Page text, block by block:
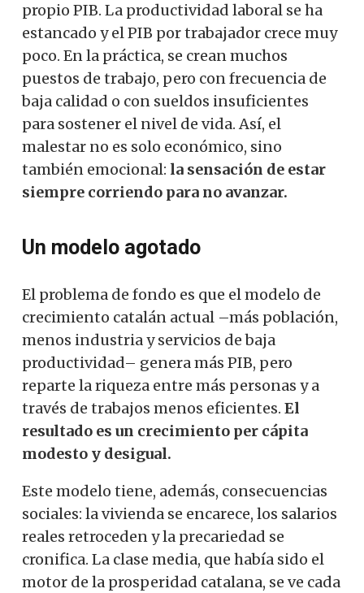
propio PIB. La productividad laboral se ha
estancado y el PIB por trabajador crece muy
poco. En la práctica, se crean muchos
puestos de trabajo, pero con frecuencia de
baja calidad o con sueldos insuficientes
para sostener el nivel de vida. Así, el
malestar no es solo económico, sino
también emocional: la sensación de estar
siempre corriendo para no avanzar.
Un modelo agotado
El problema de fondo es que el modelo de
crecimiento catalán actual –más población,
menos industria y servicios de baja
productividad– genera más PIB, pero
reparte la riqueza entre más personas y a
través de trabajos menos eficientes. El
resultado es un crecimiento per cápita
modesto y desigual.
Este modelo tiene, además, consecuencias
sociales: la vivienda se encarece, los salarios
reales retroceden y la precariedad se
cronifica. La clase media, que había sido el
motor de la prosperidad catalana, se ve cada